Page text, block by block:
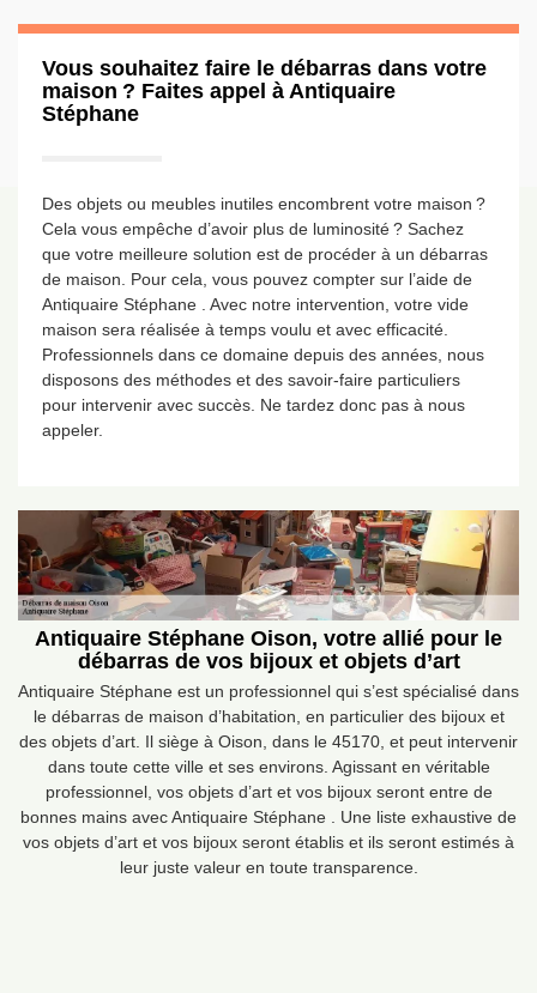
Vous souhaitez faire le débarras dans votre
maison ? Faites appel à Antiquaire
Stéphane
Des objets ou meubles inutiles encombrent votre maison ?
Cela vous empêche d’avoir plus de luminosité ? Sachez
que votre meilleure solution est de procéder à un débarras
de maison. Pour cela, vous pouvez compter sur l’aide de
Antiquaire Stéphane . Avec notre intervention, votre vide
maison sera réalisée à temps voulu et avec efficacité.
Professionnels dans ce domaine depuis des années, nous
disposons des méthodes et des savoir-faire particuliers
pour intervenir avec succès. Ne tardez donc pas à nous
appeler.
Antiquaire Stéphane Oison, votre allié pour le
débarras de vos bijoux et objets d’art
Antiquaire Stéphane est un professionnel qui s’est spécialisé dans
le débarras de maison d’habitation, en particulier des bijoux et
des objets d’art. Il siège à Oison, dans le 45170, et peut intervenir
dans toute cette ville et ses environs. Agissant en véritable
professionnel, vos objets d’art et vos bijoux seront entre de
bonnes mains avec Antiquaire Stéphane . Une liste exhaustive de
vos objets d’art et vos bijoux seront établis et ils seront estimés à
leur juste valeur en toute transparence.